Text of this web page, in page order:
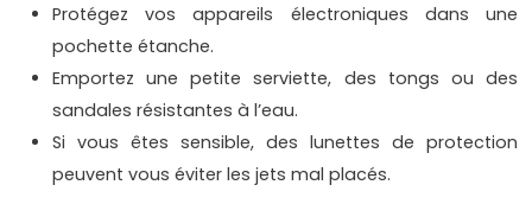
Protégez vos appareils électroniques dans une
pochette étanche.
Emportez une petite serviette, des tongs ou des
sandales résistantes à l’eau.
Si vous êtes sensible, des lunettes de protection
peuvent vous éviter les jets mal placés.